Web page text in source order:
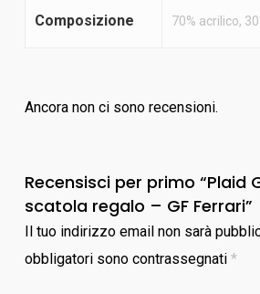
Composizione 70% acrilico,
Ancora non ci sono recensioni.
Recensisci per primo “Plaid
scatola regalo – GF Ferrari”
Il tuo indirizzo email non sarà
obbligatori sono contrassegnati *